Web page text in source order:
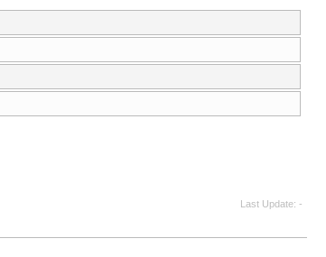
Last Update -